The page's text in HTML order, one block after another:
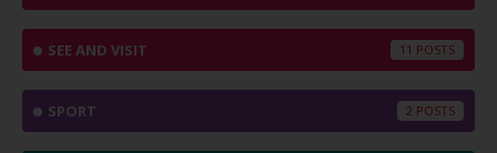
SEE AND VISIT 11
SPORT 2